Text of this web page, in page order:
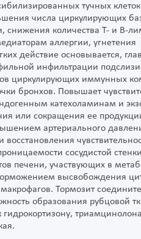
тучных
числа циркулирующих
снижения количества Т- и В-
аллергии, угнетения
действие основывается,
инфильтрации
циркулирующих иммунных
бронхов. Повышает
катехоламинам и
или сокращения ее
артериального
сосудистой
печени, участвующих в
высвобождения
Тормозит
образования рубцовой